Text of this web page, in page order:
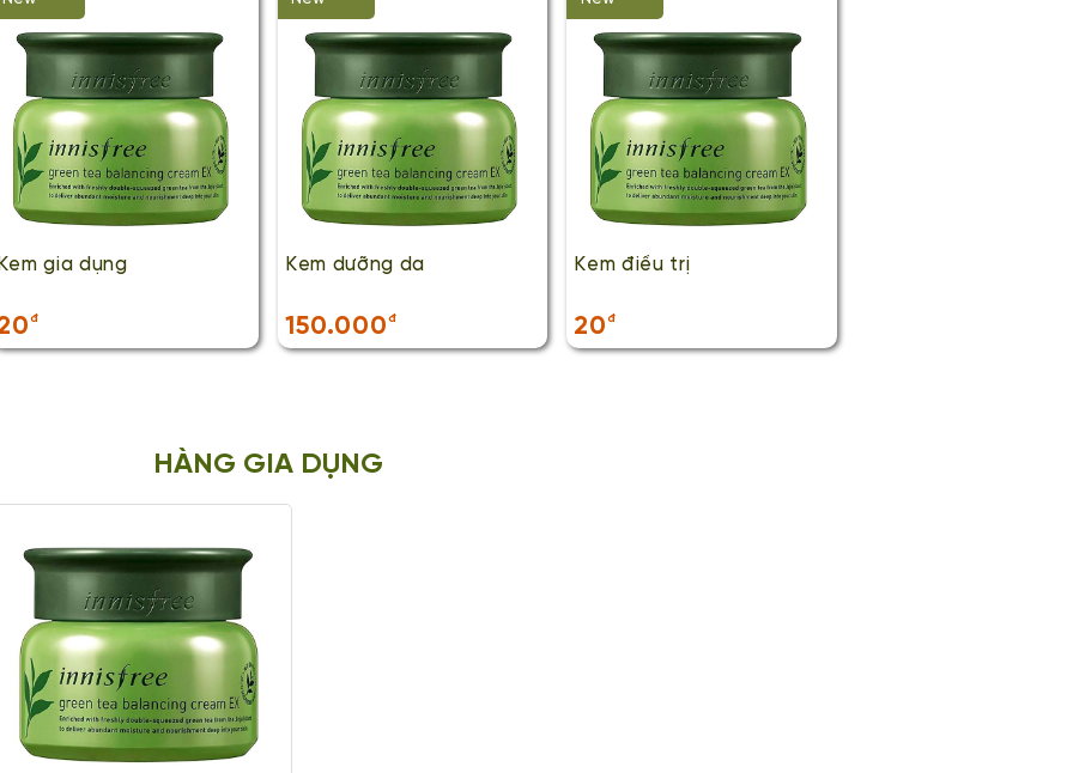
gia dụng
đ
Kem dưỡng da
150.000đ
Kem điều trị
20đ
HÀNG GIA DỤNG